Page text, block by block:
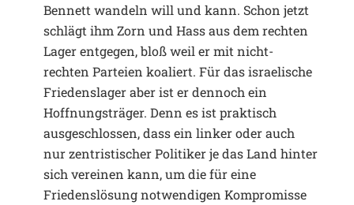
Bennett wandeln will und kann. Schon jetzt
schlägt ihm Zorn und Hass aus dem rechten
Lager entgegen, bloß weil er mit nicht-
rechten Parteien koaliert. Für das israelische
Friedenslager aber ist er dennoch ein
Hoffnungsträger. Denn es ist praktisch
ausgeschlossen, dass ein linker oder auch
nur zentristischer Politiker je das Land hinter
sich vereinen kann, um die für eine
Friedenslösung notwendigen Kompromisse